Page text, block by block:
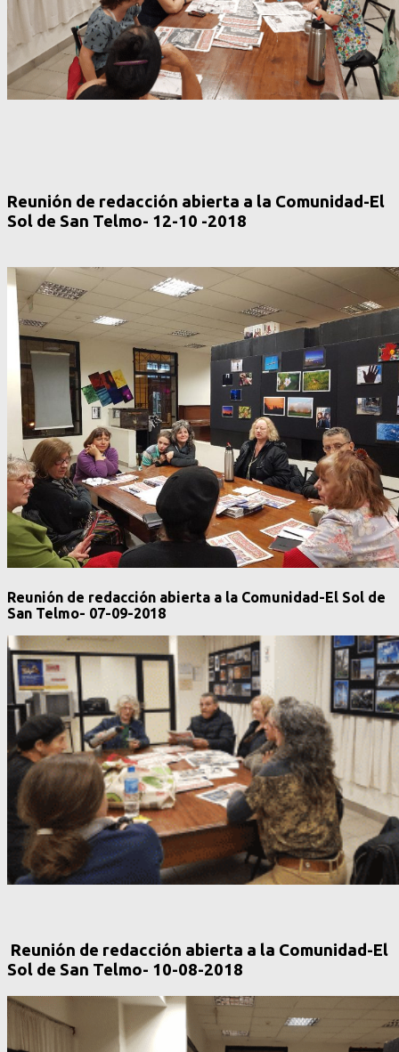
Reunión de redacción abierta a la Comunidad-El
Sol de San Telmo- 12-10 -2018
Reunión de redacción abierta a la Comunidad-El Sol de
San Telmo- 07-09-2018
Reunión de redacción abierta a la Comunidad-El
Sol de San Telmo- 10-08-2018